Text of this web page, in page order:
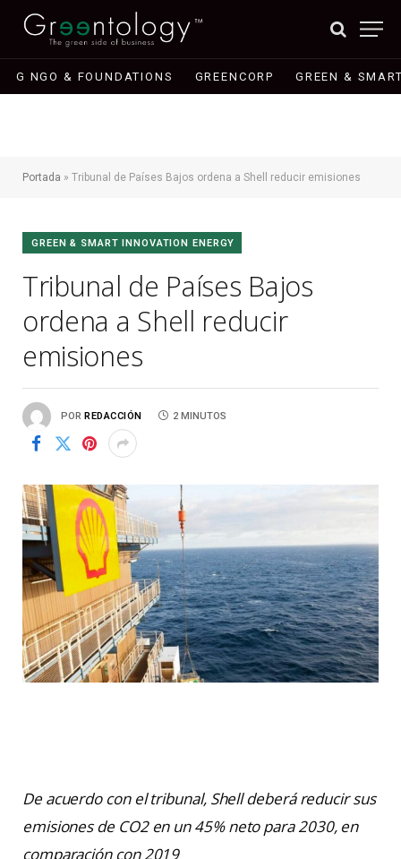
G NGO & FOUNDATIONS GREENCORP GREEN &
Portada » Tribunal de Países Bajos ordena a Shell reducir emisiones
GREEN & SMART INNOVATION ENERGY
Tribunal de Países Bajos
ordena a Shell reducir
emisiones
POR REDACCIÓN 2 MINUTOS
De acuerdo con el tribunal, Shell deberá reducir sus
emisiones de CO2 en un 45% neto para 2030, en
comparación con 2019